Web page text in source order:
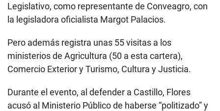
Legislativo, como representante de Conveagro, con
la legisladora oficialista Margot Palacios.
Pero además registra unas 55 visitas a los
ministerios de Agricultura (50 a esta cartera),
Comercio Exterior y Turismo, Cultura y Justicia.
Durante el evento, al defender a Castillo, Flores
acusó al Ministerio Público de haberse “politizado” y